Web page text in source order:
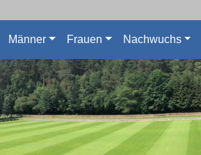
Männer Frauen Nachwuchs